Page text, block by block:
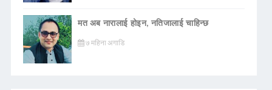
मत अब नारालाई होइन, नतिजालाई चाहिन्छ
७ महिना अगाडि